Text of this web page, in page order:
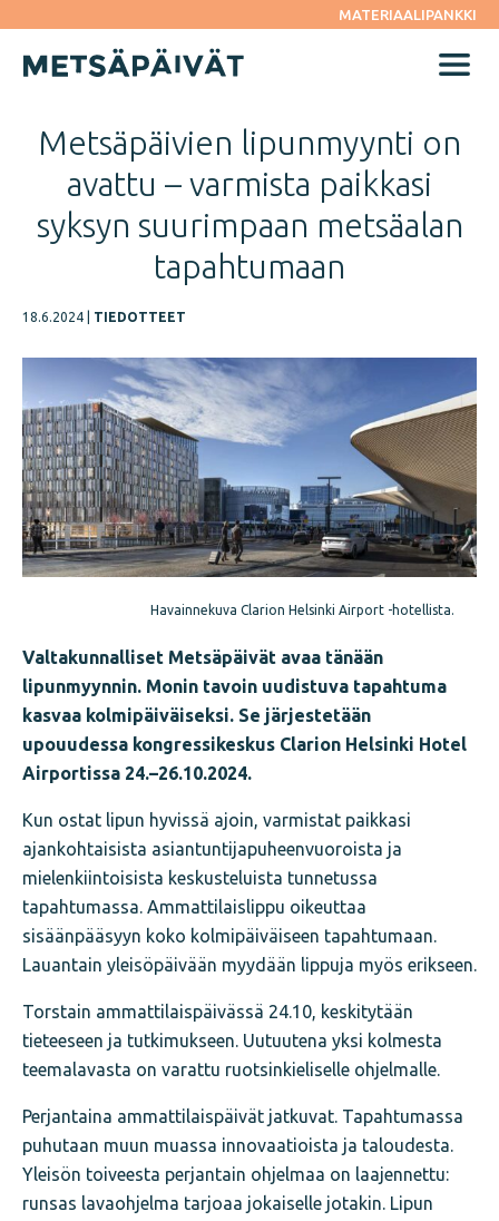
suoraan
MATERIAALIPANKKI
Menu
Metsäpäivien lipunmyynti on
avattu – varmista paikkasi
syksyn suurimpaan metsäalan
tapahtumaan
18.6.2024 TIEDOTTEET
Havainnekuva Clarion Helsinki Airport -hotellista.
Valtakunnalliset Metsäpäivät avaa tänään
lipunmyynnin. Monin tavoin uudistuva tapahtuma
kasvaa kolmipäiväiseksi. Se järjestetään
upouudessa kongressikeskus Clarion Helsinki Hotel
Airportissa 24.–26.10.2024.
Kun ostat lipun hyvissä ajoin, varmistat paikkasi
ajankohtaisista asiantuntijapuheenvuoroista ja
mielenkiintoisista keskusteluista tunnetussa
tapahtumassa. Ammattilaislippu oikeuttaa
sisäänpääsyyn koko kolmipäiväiseen tapahtumaan.
Lauantain yleisöpäivään myydään lippuja myös erikseen.
Torstain ammattilaispäivässä 24.10, keskitytään
tieteeseen ja tutkimukseen. Uutuutena yksi kolmesta
teemalavasta on varattu ruotsinkieliselle ohjelmalle.
Perjantaina ammattilaispäivät jatkuvat. Tapahtumassa
puhutaan muun muassa innovaatioista ja taloudesta.
Yleisön toiveesta perjantain ohjelmaa on laajennettu:
runsas lavaohjelma tarjoaa jokaiselle jotakin. Lipun